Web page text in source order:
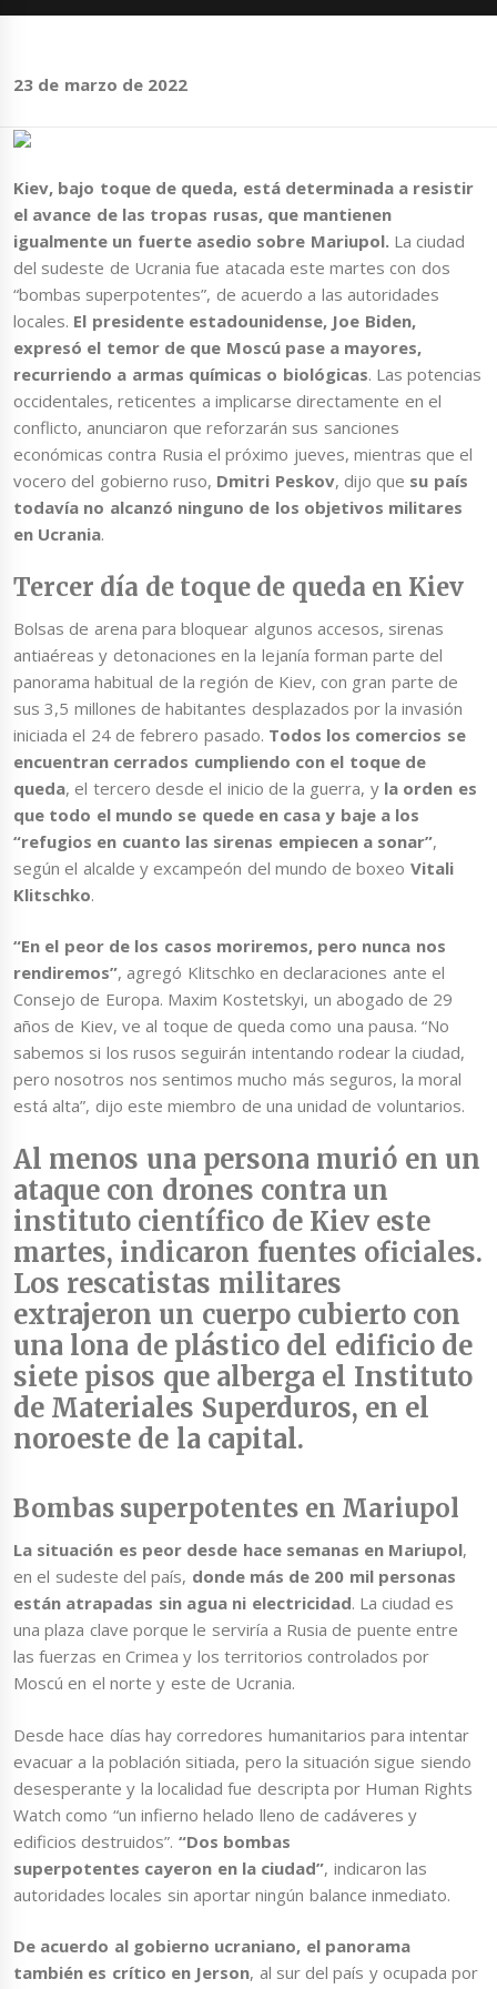
23 de marzo de 2022
Kiev, bajo toque de queda, está determinada a resistir
el avance de las tropas rusas, que mantienen
igualmente un fuerte asedio sobre Mariupol. La ciudad
del sudeste de Ucrania fue atacada este martes con dos
“bombas superpotentes”, de acuerdo a las autoridades
locales. El presidente estadounidense, Joe Biden,
expresó el temor de que Moscú pase a mayores,
recurriendo a armas químicas o biológicas. Las potencias
occidentales, reticentes a implicarse directamente en el
conflicto, anunciaron que reforzarán sus sanciones
económicas contra Rusia el próximo jueves, mientras que el
vocero del gobierno ruso, Dmitri Peskov, dijo que su país
todavía no alcanzó ninguno de los objetivos militares
en Ucrania.
Tercer día de toque de queda en Kiev
Bolsas de arena para bloquear algunos accesos, sirenas
antiaéreas y detonaciones en la lejanía forman parte del
panorama habitual de la región de Kiev, con gran parte de
sus 3,5 millones de habitantes desplazados por la invasión
iniciada el 24 de febrero pasado. Todos los comercios se
encuentran cerrados cumpliendo con el toque de
queda, el tercero desde el inicio de la guerra, y la orden es
que todo el mundo se quede en casa y baje a los
“refugios en cuanto las sirenas empiecen a sonar”,
según el alcalde y excampeón del mundo de boxeo Vitali
Klitschko.
“En el peor de los casos moriremos, pero nunca nos
rendiremos”, agregó Klitschko en declaraciones ante el
Consejo de Europa. Maxim Kostetskyi, un abogado de 29
años de Kiev, ve al toque de queda como una pausa. “No
sabemos si los rusos seguirán intentando rodear la ciudad,
pero nosotros nos sentimos mucho más seguros, la moral
está alta”, dijo este miembro de una unidad de voluntarios.
Al menos una persona murió en un
ataque con drones contra un
instituto científico de Kiev este
martes, indicaron fuentes oficiales.
Los rescatistas militares
extrajeron un cuerpo cubierto con
una lona de plástico del edificio de
siete pisos que alberga el Instituto
de Materiales Superduros, en el
noroeste de la capital.
Bombas superpotentes en Mariupol
La situación es peor desde hace semanas en Mariupol,
en el sudeste del país, donde más de 200 mil personas
están atrapadas sin agua ni electricidad. La ciudad es
una plaza clave porque le serviría a Rusia de puente entre
las fuerzas en Crimea y los territorios controlados por
Moscú en el norte y este de Ucrania.
Desde hace días hay corredores humanitarios para intentar
evacuar a la población sitiada, pero la situación sigue siendo
desesperante y la localidad fue descripta por Human Rights
Watch como “un infierno helado lleno de cadáveres y
edificios destruidos”. “Dos bombas
superpotentes cayeron en la ciudad”, indicaron las
autoridades locales sin aportar ningún balance inmediato.
De acuerdo al gobierno ucraniano, el panorama
también es crítico en Jerson, al sur del país y ocupada por